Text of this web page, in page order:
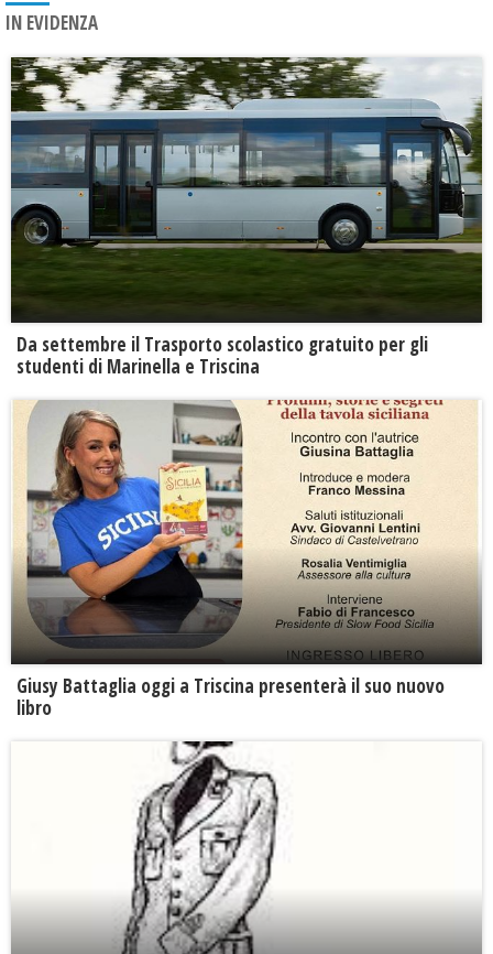
IN EVIDENZA
Da settembre il Trasporto scolastico gratuito per gli
studenti di Marinella e Triscina
Giusy Battaglia oggi a Triscina presenterà il suo nuovo
libro